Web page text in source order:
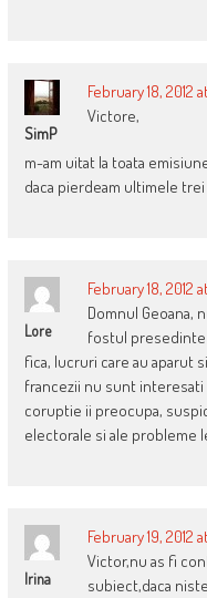
SimP
February 18, 2012 at
Victore,
m-am uitat la toata
daca pierdeam ultimele
Lore
February 18, 2012
Domnul Geoana,
fostul presedinte
fica, lucruri care au aparut
francezii nu sunt
coruptie ii preocupa,
electorale si ale probleme
Irina
February 19, 2012
Victor,nu as fi
subiect,daca